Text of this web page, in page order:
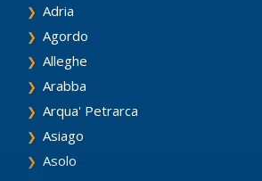
Adria
Agordo
Alleghe
Arabba
Arqua' Petrarca
Asiago
Asolo